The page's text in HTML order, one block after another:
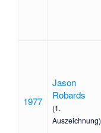
1977
Jason
Robards
(1.
Auszeichnung)